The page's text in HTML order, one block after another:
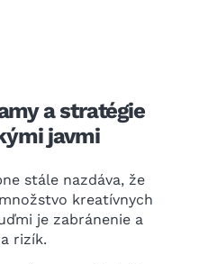
a stratégie
javmi
stále nazdáva, že
kreatívnych
je zabránenie a
rizík.